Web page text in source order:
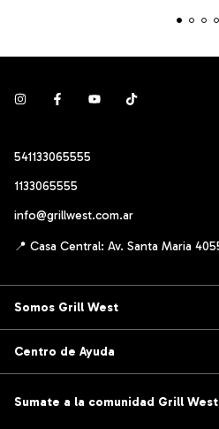
541133065555
1133065555
info@grillwest.com.ar
Somos Grill West
Centro de Ayuda
Sumate a la comunidad Grill West